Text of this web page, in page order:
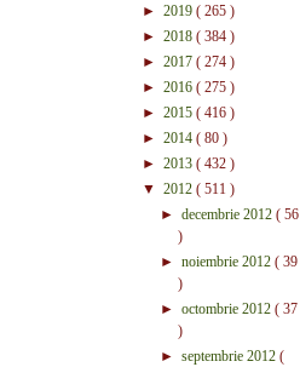
► 2019 ( 265 )
► 2018 ( 384 )
► 2017 ( 274 )
► 2016 ( 275 )
► 2015 ( 416 )
► 2014 ( 80 )
► 2013 ( 432 )
▼ 2012 ( 511 )
► decembrie 2012 ( 56
)
► noiembrie 2012 ( 39
)
► octombrie 2012 ( 37
)
► septembrie 2012 (